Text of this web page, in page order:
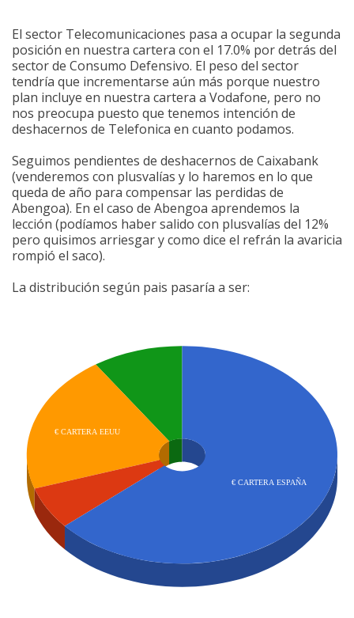
El sector Telecomunicaciones pasa a ocupar la segunda
posición en nuestra cartera con el 17.0% por detrás del
sector de Consumo Defensivo. El peso del sector
tendría que incrementarse aún más porque nuestro
plan incluye en nuestra cartera a Vodafone, pero no
nos preocupa puesto que tenemos intención de
deshacernos de Telefonica en cuanto podamos.
Seguimos pendientes de deshacernos de Caixabank
(venderemos con plusvalías y lo haremos en lo que
queda de año para compensar las perdidas de
Abengoa). En el caso de Abengoa aprendemos la
lección (podíamos haber salido con plusvalías del 12%
pero quisimos arriesgar y como dice el refrán la avaricia
rompió el saco).
La distribución según pais pasaría a ser: